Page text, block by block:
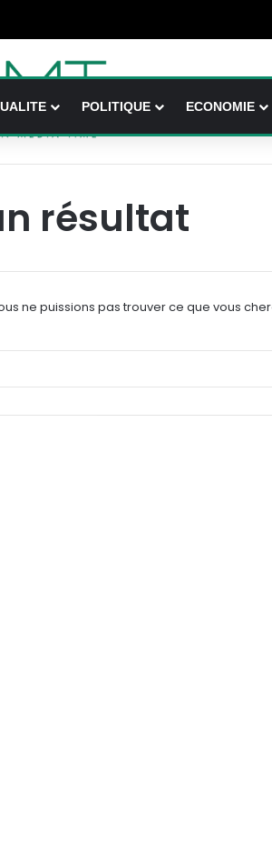
POLITIQUE ECONOMIE
résultat
ne puissions pas trouver ce que vous